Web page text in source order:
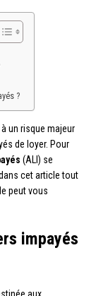
?
un risque majeur
de loyer. Pour
(ALI) se
cet article tout
peut vous
impayés